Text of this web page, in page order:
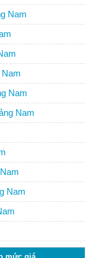
Nam
Nam
Nam
Nam